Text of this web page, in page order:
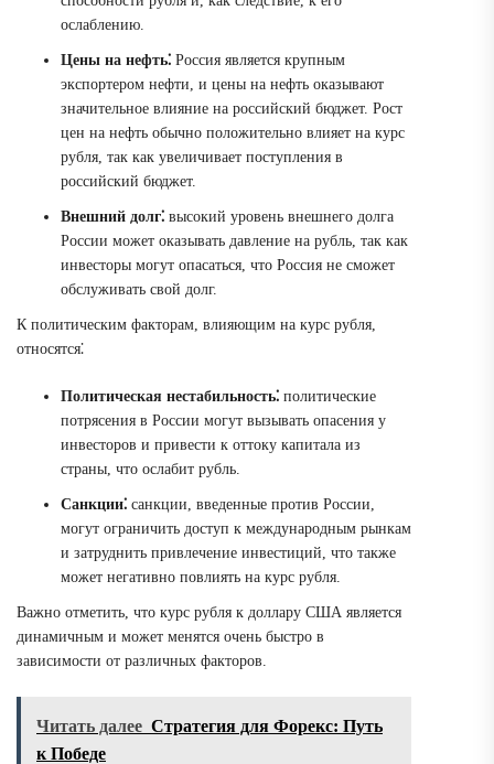
ослаблению.
Цены на нефть⁚ Россия является крупным
экспортером нефти, и цены на нефть оказывают
значительное влияние на российский бюджет. Рост
цен на нефть обычно положительно влияет на курс
рубля, так как увеличивает поступления в
российский бюджет.
Внешний долг⁚ высокий уровень внешнего долга
России может оказывать давление на рубль, так как
инвесторы могут опасаться, что Россия не сможет
обслуживать свой долг.
К политическим факторам, влияющим на курс рубля,
относятся⁚
Политическая нестабильность⁚ политические
потрясения в России могут вызывать опасения у
инвесторов и привести к оттоку капитала из
страны, что ослабит рубль.
Санкции⁚ санкции, введенные против России,
могут ограничить доступ к международным рынкам
и затруднить привлечение инвестиций, что также
может негативно повлиять на курс рубля.
Важно отметить, что курс рубля к доллару США является
динамичным и может менятся очень быстро в
зависимости от различных факторов.
Читать далее Стратегия для Форекс: Путь
к Победе